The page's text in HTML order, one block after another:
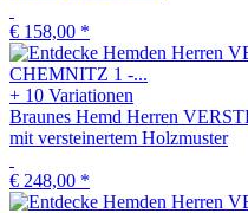
€ 158,00 *
+ 10 Variationen
Braunes Hemd Herren
mit versteinertem Holzmuster
€ 248,00 *